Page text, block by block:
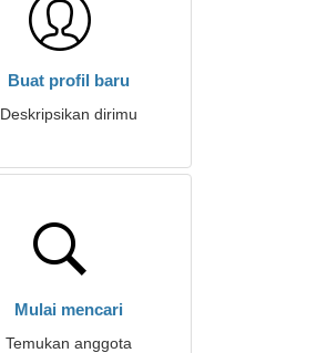
Buat profil baru
Deskripsikan dirimu
Mulai mencari
Temukan anggota